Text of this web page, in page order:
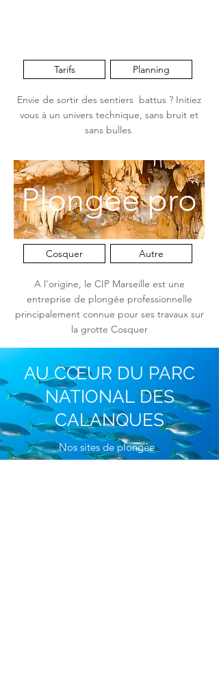
Tarifs Planning
Envie de sortir des sentiers battus ? Initiez
vous à un univers technique, sans bruit et
sans bulles
Plongée pro
Cosquer Autre
A l'origine, le CIP Marseille est une
entreprise de plongée professionnelle
principalement connue pour ses travaux sur
la grotte Cosquer
AU CŒUR DU PARC
NATIONAL DES
CALANQUES
Nos sites de plongée